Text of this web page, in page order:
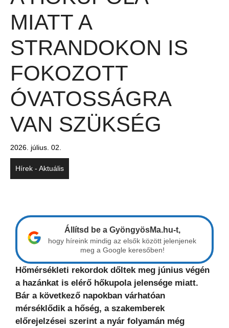
MIATT A
STRANDOKON IS
FOKOZOTT
ÓVATOSSÁGRA
VAN SZÜKSÉG
2026. július. 02.
Hírek - Aktuális
Állítsd be a GyöngyösMa.hu-t,
hogy híreink mindig az elsők között jelenjenek
meg a Google keresőben!
Hőmérsékleti rekordok dőltek meg június végén
a hazánkat is elérő hőkupola jelensége miatt.
Bár a következő napokban várhatóan
mérséklődik a hőség, a szakemberek
előrejelzései szerint a nyár folyamán még